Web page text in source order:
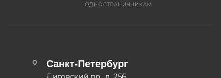
ОДНОСТРАНИЧНИКАМ
Санкт-Петербург